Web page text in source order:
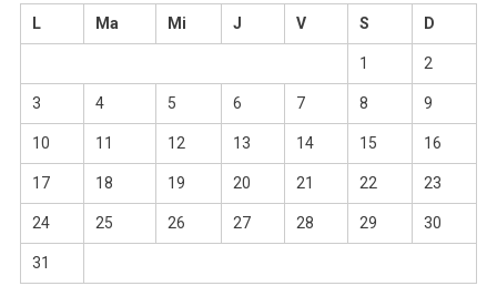
L
Ma Mi J V S D
1 2
3 4 5 6 7 8 9
10 11 12 13 14 15 16
17 18 19 20 21 22 23
24 25 26 27 28 29 30
31